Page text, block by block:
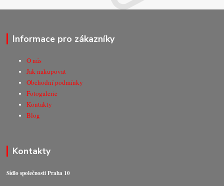
Informace pro zákazníky
O nás
Jak nakupovat
Obchodní podmínky
Fotogalerie
Kontakty
Blog
Kontakty
Sídlo společnosti Praha 10